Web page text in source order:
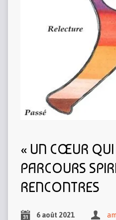
« UN CŒUR QUI
PARCOURS
RENCONTRES
6 août 2021